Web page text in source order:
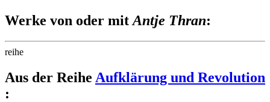
Werke von oder mit Antje Thran:
reihe
Aus der Reihe Aufklärung und Revolution
: